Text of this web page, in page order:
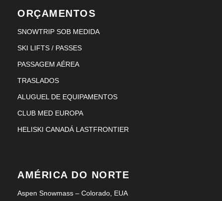
ORÇAMENTOS
SNOWTRIP SOB MEDIDA
SKI LIFTS / PASSES
PASSAGEM AÉREA
TRASLADOS
ALUGUEL DE EQUIPAMENTOS
CLUB MED EUROPA
HELISKI CANADÁ LASTFRONTIER
AMÉRICA DO NORTE
Aspen Snowmass – Colorado, EUA